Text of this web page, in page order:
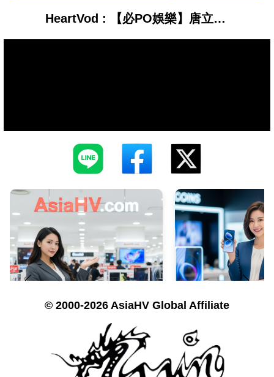
HeartVod : 【必PO娛樂】唐立淇新飯友！巨蟹暖男盧廣仲來作客
© 2000-2026 AsiaHV Global Affiliate